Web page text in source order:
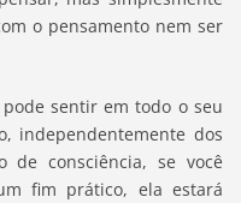
o pensamento nem ser
sentir em todo o seu
independentemente dos
de consciência, se você
fim prático, ela estará